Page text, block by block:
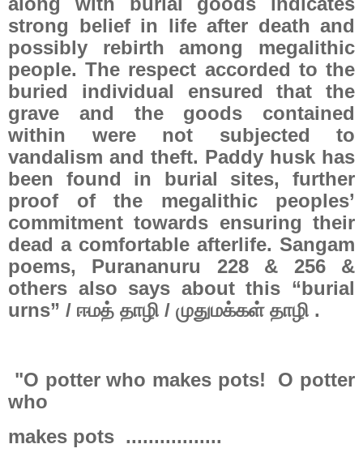
strong belief in life after death and
possibly rebirth among megalithic
people. The respect accorded to the
buried individual ensured that the
grave and the goods contained
within were not subjected to
vandalism and theft. Paddy husk has
been found in burial sites, further
proof of the megalithic peoples’
commitment towards ensuring their
dead a comfortable afterlife. Sangam
poems, Purananuru 228 & 256 &
others also says about this “burial
urns” / ஈமத் தாழி / முதுமக்கள் தாழி .
"O potter who makes pots!
O potter
who
makes pots .................